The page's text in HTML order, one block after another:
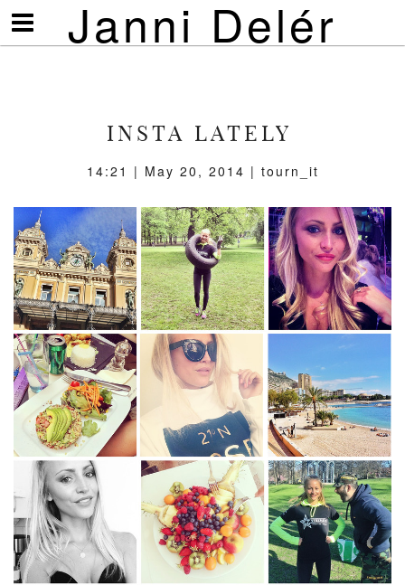
Janni Delér
Visa/göm
meny
INSTA LATELY
14:21 | May 20, 2014 | tourn_it